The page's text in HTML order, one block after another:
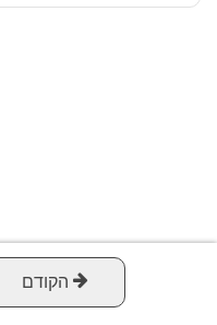
הקודם